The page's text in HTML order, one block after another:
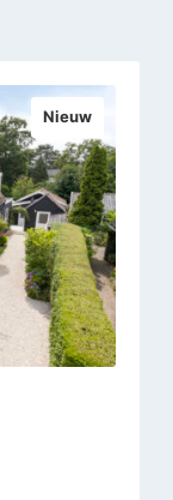
Nieuw